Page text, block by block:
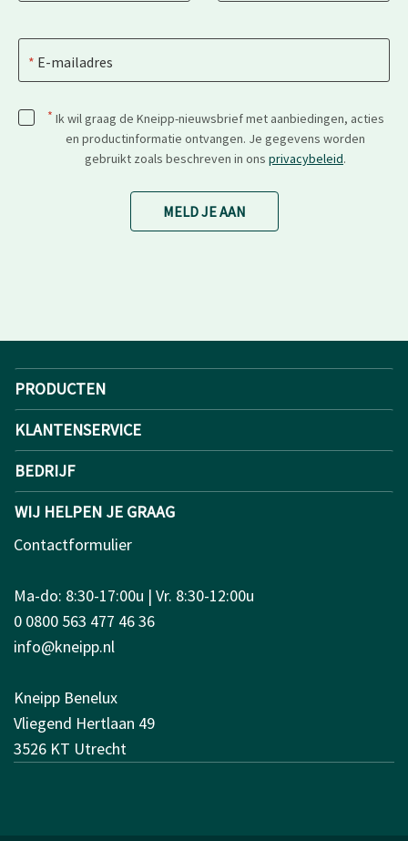
E-mailadres
* Ik wil graag de Kneipp-nieuwsbrief met aanbiedingen, acties
en productinformatie ontvangen. Je gegevens worden
gebruikt zoals beschreven in ons privacybeleid.
MELD JE AAN
PRODUCTEN
KLANTENSERVICE
BEDRIJF
WIJ HELPEN JE GRAAG
Contactformulier
Ma-do: 8:30-17:00u | Vr. 8:30-12:00u
0 0800 563 477 46 36
info@kneipp.nl
Kneipp Benelux
Vliegend Hertlaan 49
3526 KT Utrecht